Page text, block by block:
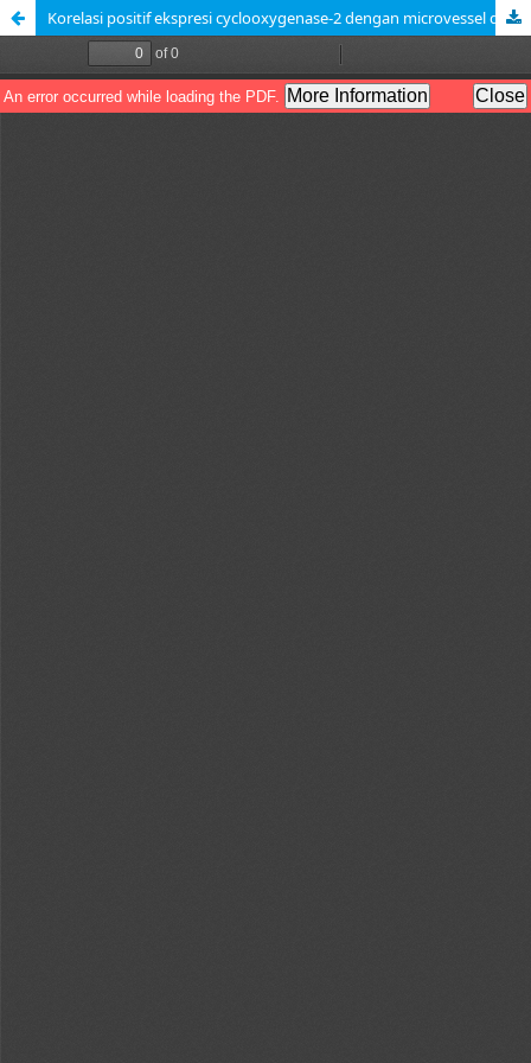
Korelasi positif ekspresi cyclooxygenase-2 dengan microvessel density pada karsinoma nasofaring